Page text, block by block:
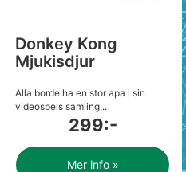
Donkey Kong
Mjukisdjur
Alla borde ha en stor apa i sin
videospels samling...
299:-
Mer info »